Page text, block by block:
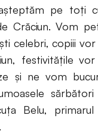
pe toți
Crăciun. Vom
celebri, copiii
festivitățile
și ne vom
sărbători
Belu, primarul